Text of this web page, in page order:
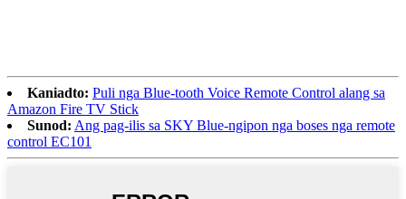
Kaniadto: Puli nga Blue-tooth Voice Remote Control alang sa
Amazon Fire TV Stick
Sunod: Ang pag-ilis sa SKY Blue-ngipon nga boses nga remote
control EC101